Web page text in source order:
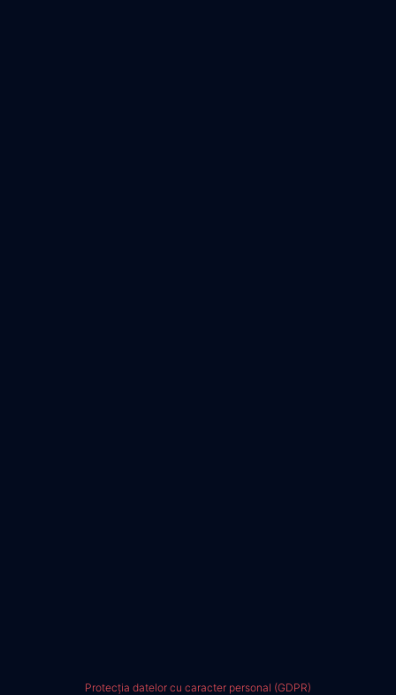
Protecția datelor cu caracter personal (GDPR)